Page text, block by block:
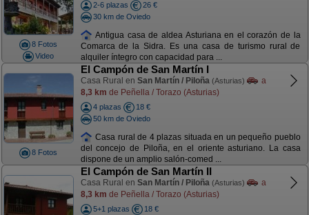
8 Fotos
Video
2-6 plazas
26 €
30 km de Oviedo
Antigua casa de aldea Asturiana en el corazón de la
Comarca de la Sidra. Es una casa de turismo rural de
alquiler íntegro con capacidad para ...
8 Fotos
El Campón de San Martín I
Casa Rural en San Martín / Piloña (Asturias)
a
8,3 km de Peñella / Torazo (Asturias)
4 plazas
18 €
50 km de Oviedo
Casa rural de 4 plazas situada en un pequeño pueblo
del concejo de Piloña, en el oriente asturiano. La casa
dispone de un amplio salón-comed ...
El Campón de San Martín II
Casa Rural en San Martín / Piloña (Asturias)
a
8,3 km de Peñella / Torazo (Asturias)
5+1 plazas
18 €